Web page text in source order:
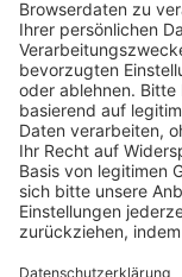
Fachmedien
Ein Fachbereich
dfv Mediengruppe
Mainzer Landstr.
60326 Frankfurt
E-Mail:
Web:https://